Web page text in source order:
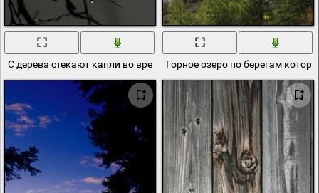
С дерева стекают капли во время туманаГорное озеро по берегам